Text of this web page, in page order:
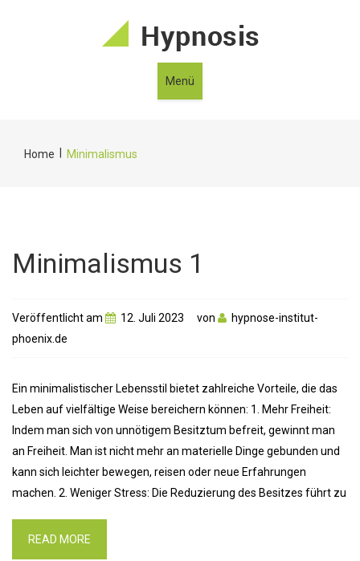
Menü
Home Minimalismus
Minimalismus 1
Veröffentlicht am 12. Juli 2023 von
hypnose-institut-
phoenix.de
Ein minimalistischer Lebensstil bietet zahlreiche Vorteile, die das
Leben auf vielfältige Weise bereichern können: 1. Mehr Freiheit:
Indem man sich von unnötigem Besitztum befreit, gewinnt man
an Freiheit. Man ist nicht mehr an materielle Dinge gebunden und
kann sich leichter bewegen, reisen oder neue Erfahrungen
machen. 2. Weniger Stress: Die Reduzierung des Besitzes führt zu
READ MORE